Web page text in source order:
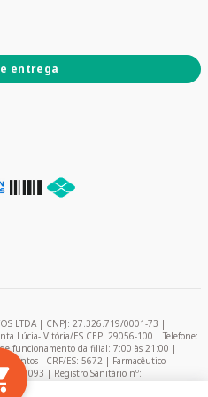
entrega
LTDA | CNPJ: 27.326.719/0001-73 |
Lúcia- Vitória/ES CEP: 29056-100 | Telefone:
funcionamento da filial: 7:00 às 21:00 |
Santos - CRF/ES: 5672 | Farmacêutico
ES: 9093 | Registro Sanitário nº:
de Proteção de Dados (DPO) - Pablo Felipe